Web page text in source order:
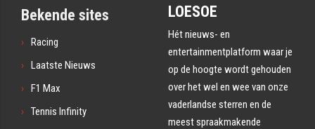
Bekende sites
Racing
Laatste Nieuws
F1 Max
Tennis Infinity
LOESOE
Hét nieuws- en
entertainmentplatform waar je
op de hoogte wordt gehouden
over het wel en wee van onze
vaderlandse sterren en de
meest spraakmakende